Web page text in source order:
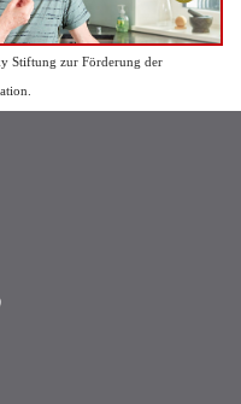
Stiftung zur Förderung der